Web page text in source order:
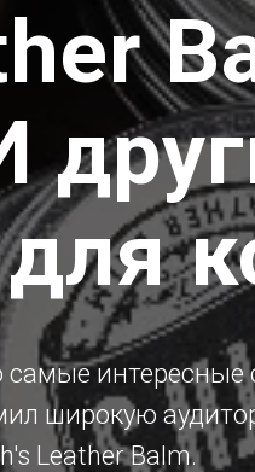
интересные
широкую
Leather Balm.